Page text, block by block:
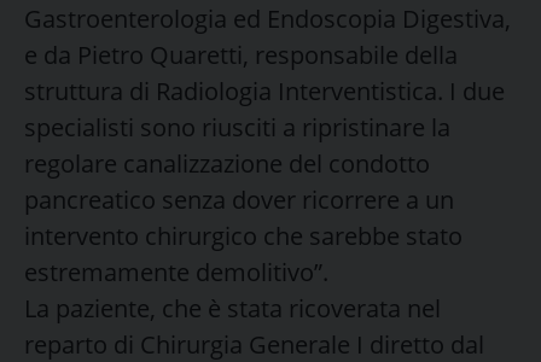
Gastroenterologia ed Endoscopia Digestiva,
e da Pietro Quaretti, responsabile della
struttura di Radiologia Interventistica. I due
specialisti sono riusciti a ripristinare la
regolare canalizzazione del condotto
pancreatico senza dover ricorrere a un
intervento chirurgico che sarebbe stato
estremamente demolitivo”.
La paziente, che è stata ricoverata nel
reparto di Chirurgia Generale I diretto dal